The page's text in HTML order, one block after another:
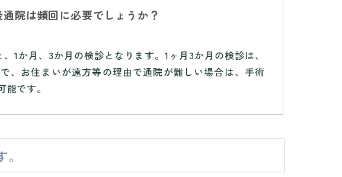
院は頻回に必要でしょうか？
1か月、3か月の検診となります。1ヶ月3か月の検診は、
、お住まいが遠方等の理由で通院が難しい場合は、手術
です。